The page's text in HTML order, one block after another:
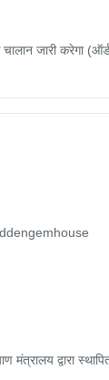
जारी करेगा
द्वारा